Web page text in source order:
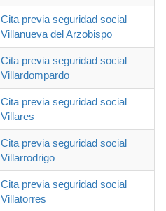
Cita previa seguridad social
Villanueva del Arzobispo
Cita previa seguridad social
Villardompardo
Cita previa seguridad social
Villares
Cita previa seguridad social
Villarrodrigo
Cita previa seguridad social
Villatorres